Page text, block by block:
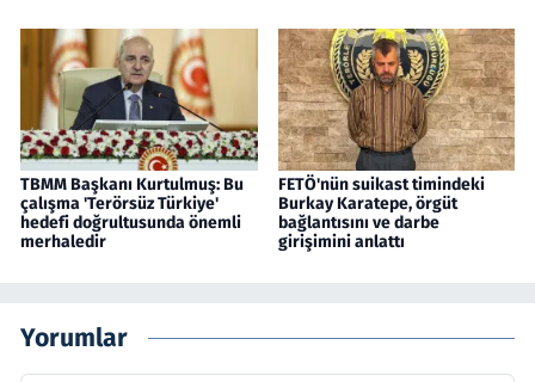
TBMM Başkanı Kurtulmuş: Bu
çalışma 'Terörsüz Türkiye'
hedefi doğrultusunda önemli
merhaledir
FETÖ'nün suikast timindeki
Burkay Karatepe, örgüt
bağlantısını ve darbe
girişimini anlattı
Yorumlar